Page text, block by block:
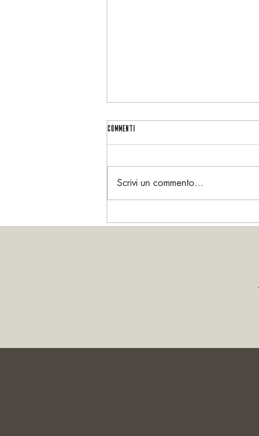
di un tempo in cui la cioccolata era un
Commenti
Scrivi un commento...